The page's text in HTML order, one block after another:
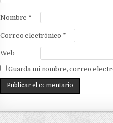
Nombre *
Correo electrónico *
Web
Guarda mi nombre, correo